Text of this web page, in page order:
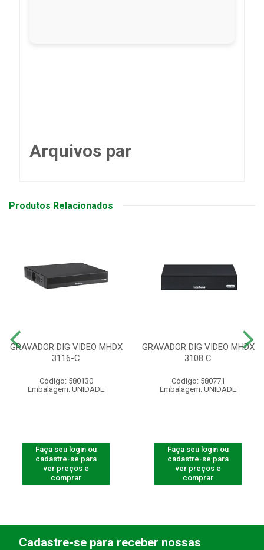
Arquivos par
Produtos Relacionados
GRAVADOR DIG VIDEO MHDX
3116-C
Código: 580130
Embalagem: UNIDADE
Faça seu login ou
cadastre-se para
ver preços e
comprar
GRAVADOR DIG VIDEO MHDX
3108 C
Código: 580771
Embalagem: UNIDADE
Faça seu login ou
cadastre-se para
ver preços e
comprar
Cadastre-se para receber nossas